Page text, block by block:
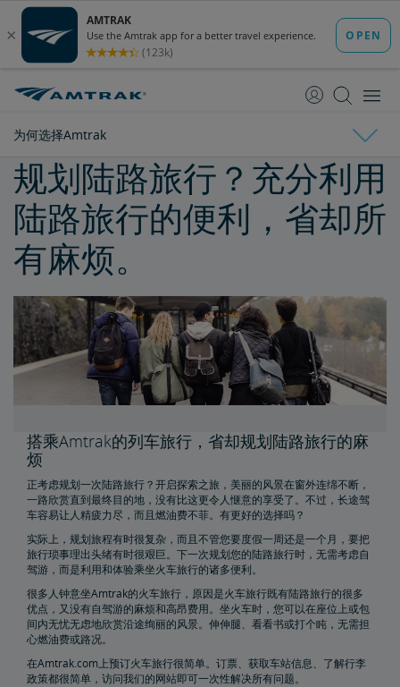
至
至
为何选择Amtrak
为何选择Amtrak
运动套装
购买火车票前往Seattle
购买火车票前往Philadelphia
独一无二的Amtrak体验
既能享受最舒适的陆路旅行体验，又能避免各种麻烦
浪漫周末列车之旅
尽情享受您的下一次周末假期
搭乘Amtrak列车深入探索美国
购买火车票前往Chicago, IL
规划陆路旅行？充分利用
陆路旅行的便利，省却所
有麻烦。
搭乘Amtrak的列车旅行，省却规划陆路旅行的麻
烦
正考虑规划一次陆路旅行？开启探索之旅，美丽的风景在窗外连绵不断，
一路欣赏直到最终目的地，没有比这更令人惬意的享受了。不过，长途驾
车容易让人精疲力尽，而且燃油费不菲。有更好的选择吗？
实际上，规划旅程有时很复杂，而且不管您要度假一周还是一个月，要把
旅行琐事理出头绪有时很艰巨。下一次规划您的陆路旅行时，无需考虑自
驾游，而是利用和体验乘坐火车旅行的诸多便利。
很多人钟意坐Amtrak的火车旅行，原因是火车旅行既有陆路旅行的很多
优点，又没有自驾游的麻烦和高昂费用。坐火车时，您可以在座位上或包
间内无忧无虑地欣赏沿途绚丽的风景。伸伸腿、看看书或打个盹，无需担
心燃油费或路况。
在Amtrak.com上预订火车旅行很简单。订票、获取车站信息、了解行李
政策都很简单，访问我们的网站即可一次性解决所有问题。